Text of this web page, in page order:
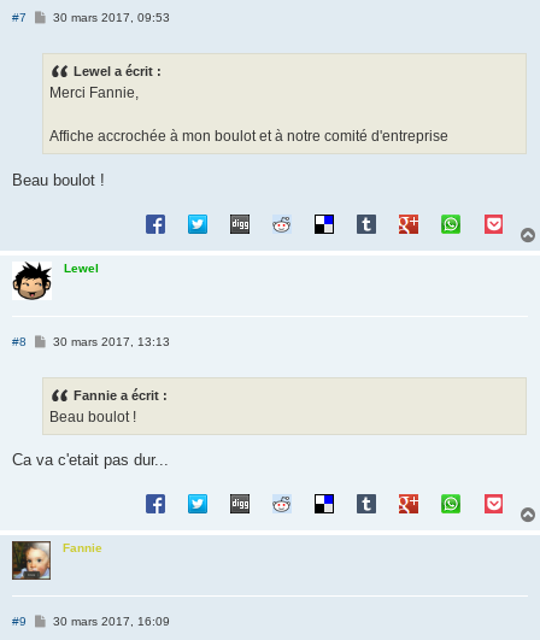
#7
M
a
g
30 mars 2017, 09:53
Lewel a écrit :
Merci Fannie,
Affiche accrochée à mon boulot et à notre comité d'entreprise
Beau boulot !
Lewel
#8
M
a
g
30 mars 2017, 13:13
Fannie a écrit :
Beau boulot !
Ca va c'etait pas dur...
Fannie
#9
M30 mars 2017, 16:09